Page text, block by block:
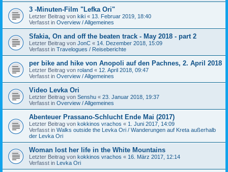
3 -Minuten-Film "Lefka Ori"
Letzter Beitrag von kiki « 13. Februar 2019, 18:40
Verfasst in Overview / Allgemeines
Sfakia, On and off the beaten track - May 2018 - part 2
Letzter Beitrag von JonC « 14. Dezember 2018, 15:09
Verfasst in Travelogues / Reiseberichte
per bike and hike von Anopoli auf den Pachnes, 2. April 2018
Letzter Beitrag von roland « 12. April 2018, 09:47
Verfasst in Overview / Allgemeines
Video Levka Ori
Letzter Beitrag von Senshu « 23. Januar 2018, 19:37
Verfasst in Overview / Allgemeines
Abenteuer Prassano-Schlucht Ende Mai (2017)
Letzter Beitrag von kokkinos vrachos « 1. Juni 2017, 14:09
Verfasst in Walks outside the Levka Ori / Wanderungen auf Kreta außerhalb
der Levka Ori
Woman lost her life in the White Mountains
Letzter Beitrag von kokkinos vrachos « 16. März 2017, 12:14
Verfasst in Levka Ori